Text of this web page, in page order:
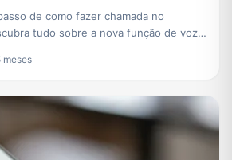
de como fazer chamada no
tudo sobre a nova função de voz
navegador sem instalar nada.
meses